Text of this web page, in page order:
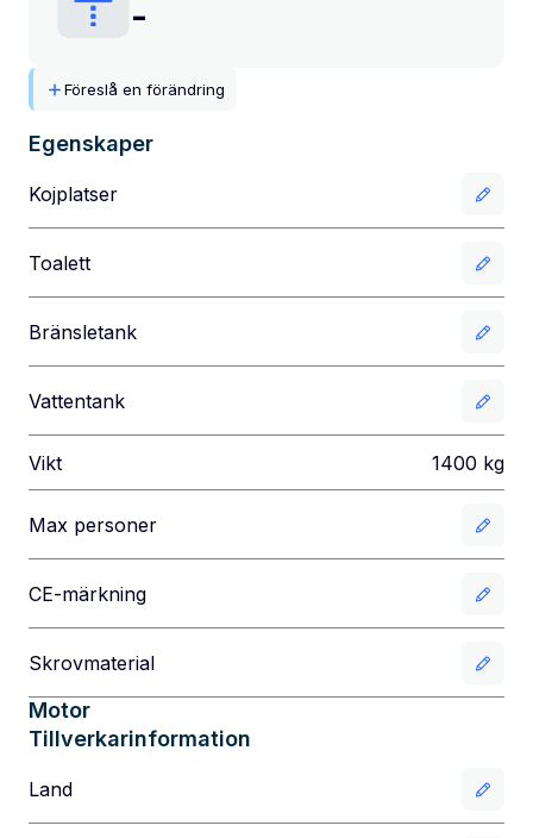
-
Föreslå en förändring
Egenskaper
Kojplatser
Toalett
Bränsletank
Vattentank
Vikt 1400 kg
Max personer
CE-märkning
Skrovmaterial
Motor
Tillverkarinformation
Land